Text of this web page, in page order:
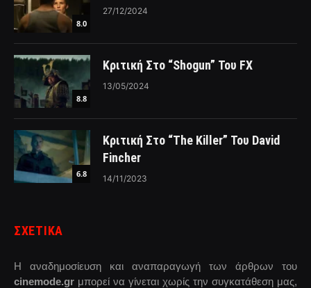
8.0
27/12/2024
8.8
Κριτική Στο “Shogun” Του FX
13/05/2024
6.8
Κριτική Στο “The Killer” Του David
Fincher
14/11/2023
ΣΧΕΤΙΚΑ
Η αναδημοσίευση και αναπαραγωγή των άρθρων του
cinemode.gr μπορεί να γίνεται χωρίς την συγκατάθεση μας,